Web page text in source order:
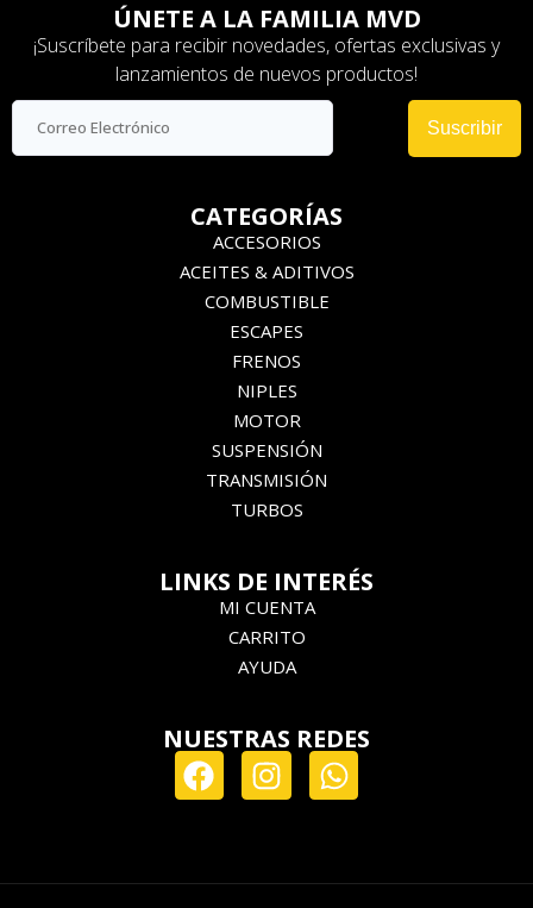
ÚNETE A LA FAMILIA MVD
¡Suscríbete para recibir novedades, ofertas exclusivas y
lanzamientos de nuevos productos!
Suscribir
CATEGORÍAS
ACCESORIOS
ACEITES & ADITIVOS
COMBUSTIBLE
ESCAPES
FRENOS
NIPLES
MOTOR
SUSPENSIÓN
TRANSMISIÓN
TURBOS
LINKS DE INTERÉS
MI CUENTA
CARRITO
AYUDA
NUESTRAS REDES